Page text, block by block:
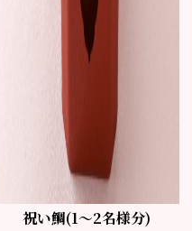
祝い鯛(1～2名様分)